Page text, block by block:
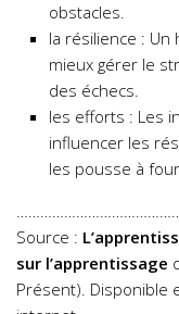
obstacles.
la résilience : Un
mieux gérer le
des échecs.
les efforts : Les
influencer les
les pousse à
Source :
sur l’apprentissage
Présent). Disponible